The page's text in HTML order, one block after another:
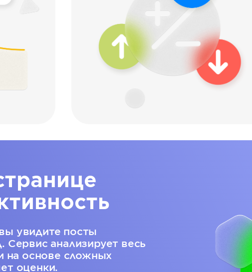
увидите посты
Сервис анализирует весь
на основе сложных
оценки.